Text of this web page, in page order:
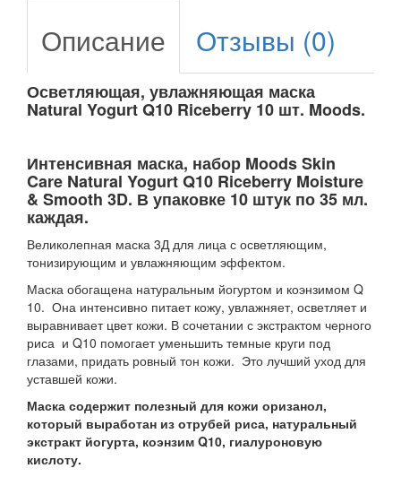
Описание Отзывы (0)
Осветляющая, увлажняющая маска
Natural Yogurt Q10 Riceberry 10 шт. Moods.
Интенсивная маска, набор Moods Skin
Care Natural Yogurt Q10 Riceberry Moisture
& Smooth 3D. В упаковке 10 штук по 35 мл.
каждая.
Великолепная маска 3Д для лица с осветляющим,
тонизирующим и увлажняющим эффектом.
Маска обогащена натуральным йогуртом и коэнзимом Q
10. Она интенсивно питает кожу, увлажняет, осветляет и
выравнивает цвет кожи. В сочетании с экстрактом черного
риса и Q10 помогает уменьшить темные круги под
глазами, придать ровный тон кожи. Это лучший уход для
уставшей кожи.
Маска содержит полезный для кожи оризанол,
который выработан из отрубей риса, натуральный
экстракт йогурта, коэнзим Q10, гиалуроновую
кислоту.